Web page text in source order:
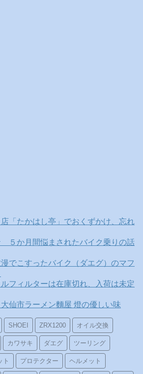
「たかはし亭」でおくずかけ、忘れ
５か月間悩まされたバイク乗りの話
でこすったバイク（ダエグ）のマフ
フィルターは在庫切れ、入荷は未定
仙市ラーメン麵屋 燈の優しい味
SHOEI ZRX1200 オイル交換
カワサキ ダエグ ツーリング
ト プロテクター ヘルメット